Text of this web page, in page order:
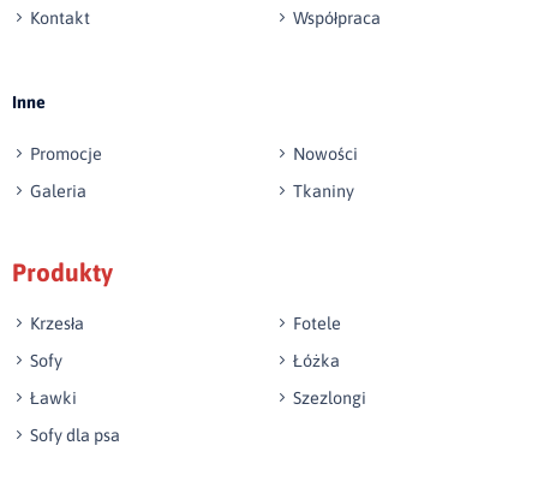
Wyślij opinię
Kontakt
Współpraca
Inne
Promocje
Nowości
Galeria
Tkaniny
Produkty
Krzesła
Fotele
Sofy
Łóżka
Ławki
Szezlongi
Sofy dla psa